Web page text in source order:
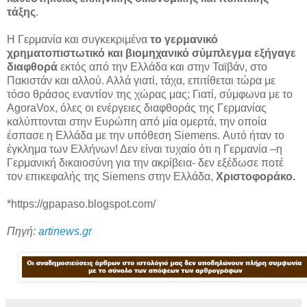
τάξης.
Η Γερμανία και συγκεκριμένα το γερμανικό
χρηματοπιστωτικό και βιομηχανικό σύμπλεγμα εξήγαγε
διαφθορά εκτός από την Ελλάδα και στην Ταϊβάν, στο
Πακιστάν και αλλού. Αλλά γιατί, τάχα, επιτίθεται τώρα με
τόσο θράσος εναντίον της χώρας μας; Γιατί, σύμφωνα με το
AgoraVox, όλες οι ενέργειες διαφθοράς της Γερμανίας
καλύπτονται στην Ευρώπη από μία ομερτά, την οποία
έσπασε η Ελλάδα με την υπόθεση Siemens. Αυτό ήταν το
έγκλημα των Ελλήνων! Δεν είναι τυχαίο ότι η Γερμανία –η
Γερμανική δικαιοσύνη για την ακρίβεια- δεν εξέδωσε ποτέ
τον επικεφαλής της Siemens στην Ελλάδα, Χριστοφοράκο.
*https://gpapaso.blogspot.com/
Πηγή: artinews.gr